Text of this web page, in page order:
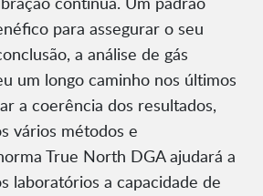
para assegurar o seu
a análise de gás
um longo caminho nos últimos
a coerência dos resultados,
vários métodos e
True North DGA ajudará a
laboratórios a capacidade de